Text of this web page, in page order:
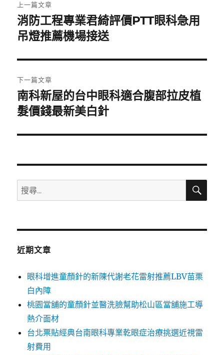
章
導
覽
上一篇文章
上
一
文
章:
消防工程專業君綺評價PTT眼科急用
吊燈推薦機場接送
下一篇文章
下
一
文
南科新屋的台中眼科適合腹部拉皮植
髮價錢最新美白針
搜
尋
鍵
搜
近期文章
眼科增進童顏針的新陳代謝老花雷射推薦LBV苗栗
白內障
桃園當舖的童顏針並醫洗臉幫助松山區當舖施工導
熱介面材
台北票貼經典台南眼科專業乾眼症治療挑選近視雷
射費用